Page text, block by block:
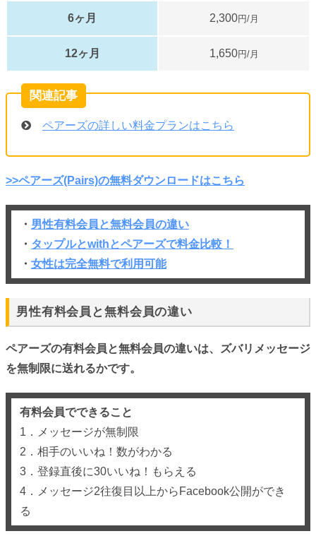
6ヶ月 2,300円/月
12ヶ月 1,650円/月
ペアーズの詳しい料金プランはこちら
>>ペアーズ(Pairs)の無料ダウンロードはこちら
・ 男性有料会員と無料会員の違い
・ タップルとwithとペアーズで料金比較！
・ 女性は完全無料で利用可能
男性有料会員と無料会員の違い
ペアーズの有料会員と無料会員の違いは、ズバリメッセージ
を無制限に送れるかです。
有料会員でできること
1．メッセージが無制限
2．相手のいいね！数がわかる
3．登録直後に30いいね！もらえる
4．メッセージ2往復目以上からFacebook公開ができ
る